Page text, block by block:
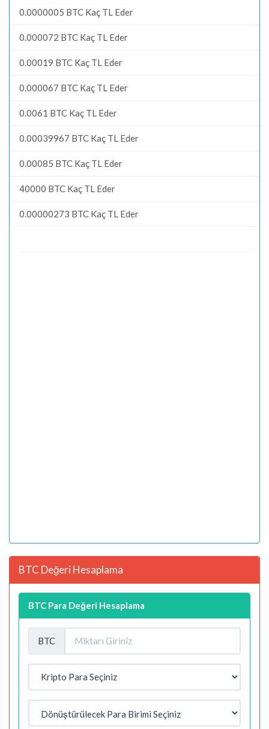
0.0000005 BTC Kaç TL Eder
0.000072 BTC Kaç TL Eder
0.00019 BTC Kaç TL Eder
0.000067 BTC Kaç TL Eder
0.0061 BTC Kaç TL Eder
0.00039967 BTC Kaç TL Eder
0.00085 BTC Kaç TL Eder
40000 BTC Kaç TL Eder
0.00000273 BTC Kaç TL Eder
BTC Değeri Hesaplama
BTC Para Değeri Hesaplama
BTC